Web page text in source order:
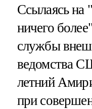
Ссылаясь на
ничего
службы
ведомства
летний
при